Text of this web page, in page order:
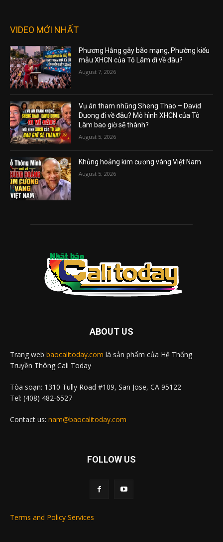
VIDEO MỚI NHẤT
Phương Hằng gây bão mạng, Phường kiểu
mẫu XHCN của Tô Lâm đi về đâu?
August 7, 2026
Vụ án tham nhũng Sheng Thao – David
Duong đi về đâu? Mô hình XHCN của Tô
Lâm bao giờ sẽ thành?
August 5, 2026
Khủng hoảng kim cương vàng Việt Nam
August 5, 2026
ABOUT US
Trang web baocalitoday.com là sản phẩm của Hệ Thống
Truyền Thông Cali Today
Tòa soạn: 1310 Tully Road #109, San Jose, CA 95122
Tel: (408) 482-6527
Contact us: nam@baocalitoday.com
FOLLOW US
Terms and Policy Services